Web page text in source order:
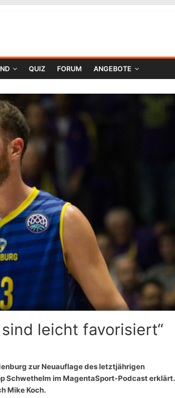
QUIZ FORUM ANGEBOTE
leicht favorisiert“
zur Neuauflage des letztjährigen
Schwethelm im MagentaSport-Podcast erklärt.
Mike Koch.